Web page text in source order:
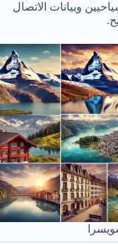
وبيانات الاتصال